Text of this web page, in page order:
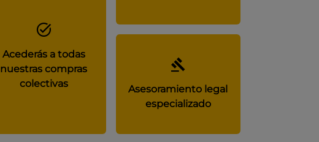
Acederás a todas
nuestras compras
colectivas
Asesoramiento legal
especializado